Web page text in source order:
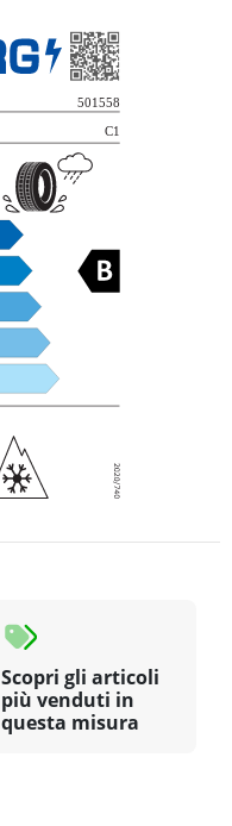
Scopri gli articoli
più venduti in
questa misura